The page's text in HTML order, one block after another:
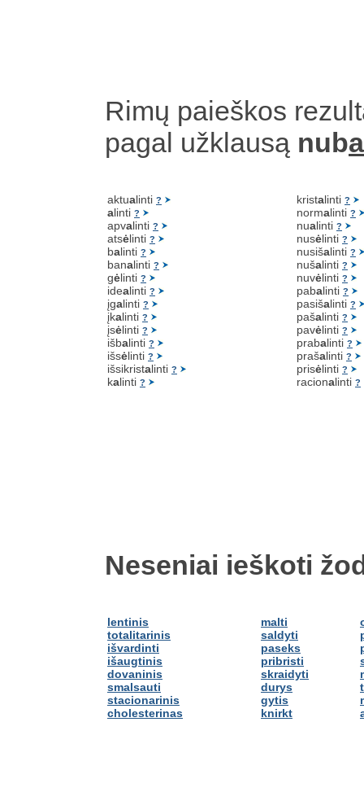
Rimų paieškos
pagal užklausą nub
aktualinti ?
alinti ?
apvalinti ?
atsėlinti ?
balinti ?
banalinti ?
gėlinti ?
idealinti ?
įgalinti ?
įkalinti ?
įsėlinti ?
išbalinti ?
išsėlinti ?
išsikristalinti ?
kalinti ?
kristalinti ?
normalinti ?
nualinti ?
nusėlinti ?
nusišalinti ?
nušalinti ?
nuvėlinti ?
pabalinti ?
pasišalinti ?
pašalinti ?
pavėlinti ?
prabalinti ?
prašalinti ?
prisėlinti ?
racionalinti ?
Neseniai ieškoti
lentinis
totalitarinis
išvardinti
išaugtinis
dovaninis
smalsauti
stacionarinis
cholesterinas
malti
saldyti
paseks
pribristi
skraidyti
durys
gytis
knirkt